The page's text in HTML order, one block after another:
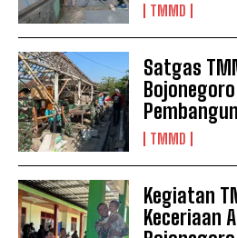
TMMD
Satgas
TMMD
Kegiatan
Keceriaan